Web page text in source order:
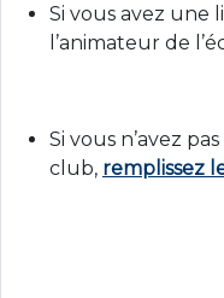
Si vous avez une
l’animateur de
Si vous n’avez
club, remplissez